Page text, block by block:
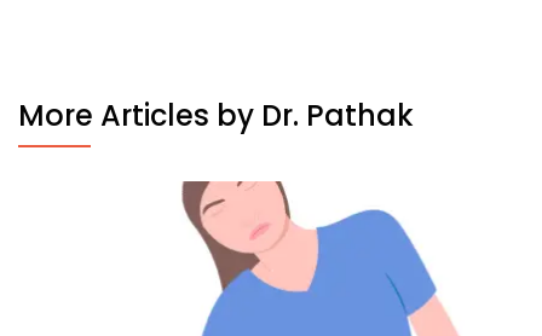
More Articles by Dr. Pathak